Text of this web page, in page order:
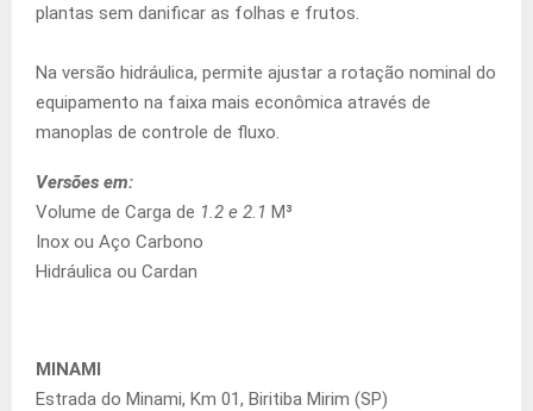
plantas sem danificar as folhas e frutos.
Na versão hidráulica, permite ajustar a rotação nominal do
equipamento na faixa mais econômica através de
manoplas de controle de fluxo.
Versões em:
Volume de Carga de 1.2 e 2.1 M³
Inox ou Aço Carbono
Hidráulica ou Cardan
MINAMI
Estrada do Minami, Km 01, Biritiba Mirim (SP)